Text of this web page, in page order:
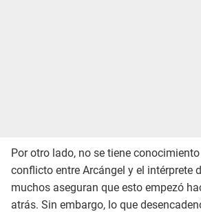
Por otro lado, no se tiene
conflicto entre Arcángel y el intérprete
muchos aseguran que esto empezó
atrás. Sin embargo, lo que